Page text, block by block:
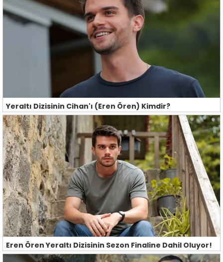
Yeraltı Dizisinin Cihan'ı (Eren Ören) Kimdir?
Eren Ören Yeraltı Dizisinin Sezon Finaline Dahil Oluyor!